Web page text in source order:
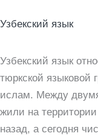
Узбекский язык
Узбекский язык
тюркской языковой
ислам. Между
жили на
назад, а сегодня